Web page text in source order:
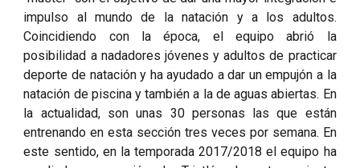
impulso al mundo de la natación y a los adultos.
Coincidiendo con la época, el equipo abrió la
posibilidad a nadadores jóvenes y adultos de practicar
deporte de natación y ha ayudado a dar un empujón a la
natación de piscina y también a la de aguas abiertas. En
la actualidad, son unas 30 personas las que están
entrenando en esta sección tres veces por semana. En
este sentido, en la temporada 2017/2018 el equipo ha